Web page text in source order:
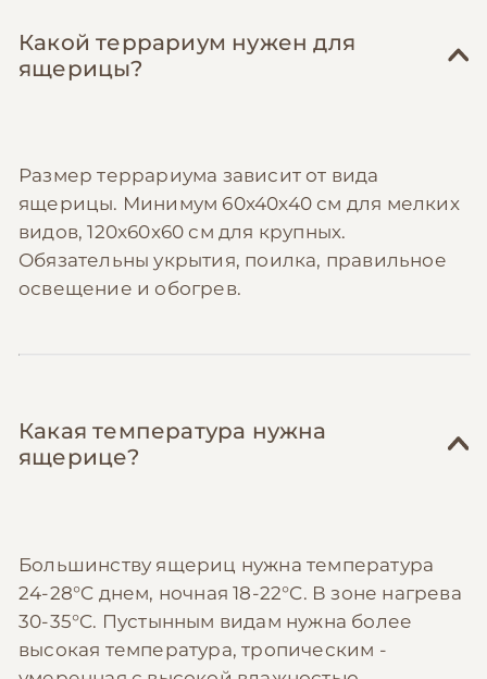
Какой террариум нужен для
ящерицы?
Размер террариума зависит от вида
ящерицы. Минимум 60x40x40 см для мелких
видов, 120x60x60 см для крупных.
Обязательны укрытия, поилка, правильное
освещение и обогрев.
Какая температура нужна
ящерице?
Большинству ящериц нужна температура
24-28°C днем, ночная 18-22°C. В зоне нагрева
30-35°C. Пустынным видам нужна более
высокая температура, тропическим -